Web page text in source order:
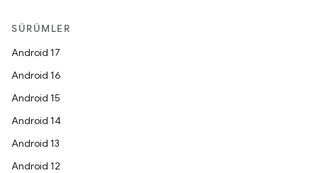
SÜRÜMLER
Android 17
Android 16
Android 15
Android 14
Android 13
Android 12